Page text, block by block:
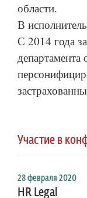
области.
В
С 2014 года
департамента
Участие в
28 февраля 2020
HR Legal